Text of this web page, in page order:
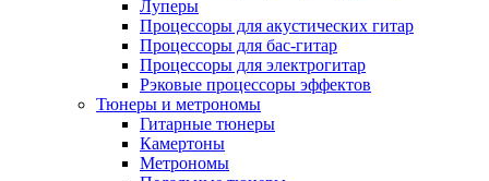
Луперы
Процессоры для акустических гитар
Процессоры для бас-гитар
Процессоры для электрогитар
Рэковые процессоры эффектов
Тюнеры и метрономы
Гитарные тюнеры
Камертоны
Метрономы